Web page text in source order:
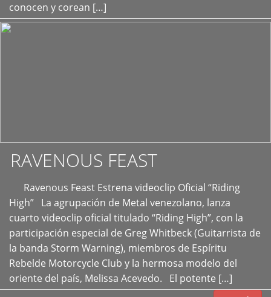
conocen y corean […]
RAVENOUS FEAST
Ravenous Feast Estrena videoclip Oficial “Riding
High” La agrupación de Metal venezolano, lanza
cuarto videoclip oficial titulado “Riding High”, con la
participación especial de Greg Whitbeck (Guitarrista de
la banda Storm Warning), miembros de Espíritu
Rebelde Motorcycle Club y la hermosa modelo del
oriente del país, Melissa Acevedo. El potente […]